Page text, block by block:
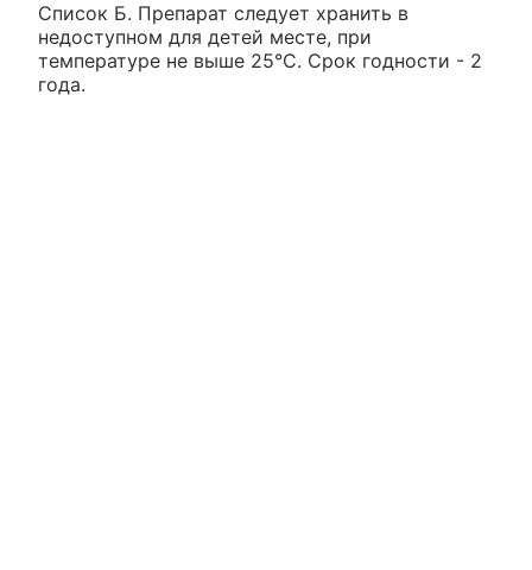
Список Б. Препарат следует хранить в
недоступном для детей месте, при
температуре не выше 25°С. Срок годности - 2
года.